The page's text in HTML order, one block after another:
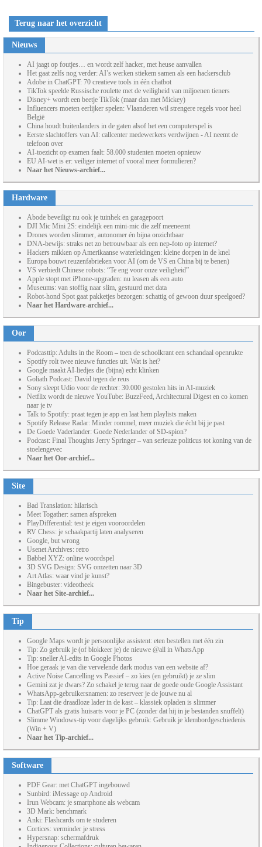
Terug naar het overzicht
Nieuws
AI jaagt op foutjes… en wordt zelf hacker, met heuse aanvallen
Het gaat zelfs nog verder: AI’s werken stiekem samen als een hackersclub
Adobe in ChatGPT: 70 creatieve tools in één chatbot
TikTok speelde Russische roulette met de veiligheid van miljoenen tieners
Disney+ wordt een beetje TikTok (maar dan met Mickey)
Influencers moeten eerlijker spelen: Vlaanderen wil strengere regels voor heel
België
China houdt buitenlanders in de gaten alsof het een computerspel is
Eerste slachtoffers van AI: callcenter medewerkers verdwijnen - AI neemt de
telefoon over
AI-toezicht op examen faalt: 58.000 studenten moeten opnieuw
EU AI-wet is er: veiliger internet of vooral meer formulieren?
Naar het Nieuws-archief...
Hardware
Abode beveiligt nu ook je tuinhek en garagepoort
DJI Mic Mini 2S: eindelijk een mini-mic die zelf meeneemt
Drones worden slimmer, autonomer én bijna onzichtbaar
DNA-bewijs: straks net zo betrouwbaar als een nep-foto op internet?
Hackers mikken op Amerikaanse waterleidingen: kleine dorpen in de knel
Europa bouwt reuzenfabrieken voor AI (om de VS en China bij te benen)
VS verbiedt Chinese robots: “Te eng voor onze veiligheid”
Apple stopt met iPhone-upgraden: nu leasen als een auto
Museums: van stoffig naar slim, gestuurd met data
Robot-hond Spot gaat pakketjes bezorgen: schattig of gewoon duur speelgoed?
Naar het Hardware-archief...
Oor
Podcasttip: Adults in the Room – toen de schoolkrant een schandaal openrukte
Spotify rolt twee nieuwe functies uit. Wat is het?
Google maakt AI-liedjes die (bijna) echt klinken
Goliath Podcast: David tegen de reus
Sony sleept Udio voor de rechter: 30.000 gestolen hits in AI-muziek
Netflix wordt de nieuwe YouTube: BuzzFeed, Architectural Digest en co komen
naar je tv
Talk to Spotify: praat tegen je app en laat hem playlists maken
Spotify Release Radar: Minder rommel, meer muziek die écht bij je past
De Goede Vaderlander: Goede Nederlander of SD-spion?
Podcast: Final Thoughts Jerry Springer – van serieuze politicus tot koning van de
stoelengevec
Naar het Oor-archief...
Site
Bad Translation: hilarisch
Meet Togather: samen afspreken
PlayDifferential: test je eigen vooroordelen
RV Chess: je schaakpartij laten analyseren
Google, but wrong
Usenet Archives: retro
Babbel XYZ: online woordspel
3D SVG Design: SVG omzetten naar 3D
Art Atlas: waar vind je kunst?
Bingebuster: videotheek
Naar het Site-archief...
Tip
Google Maps wordt je persoonlijke assistent: eten bestellen met één zin
Tip: Zo gebruik je (of blokkeer je) de nieuwe @all in WhatsApp
Tip: sneller AI-edits in Google Photos
Hoe geraak je van die vervelende dark modus van een website af?
Active Noise Cancelling vs Passief – zo kies (en gebruikt) je ze slim
Gemini zat je dwars? Zo schakel je terug naar de goede oude Google Assistant
WhatsApp-gebruikersnamen: zo reserveer je de jouwe nu al
Tip: Laat die draadloze lader in de kast – klassiek opladen is slimmer
ChatGPT als gratis huisarts voor je PC (zonder dat hij in je bestanden snuffelt)
Slimme Windows-tip voor dagelijks gebruik: Gebruik je klembordgeschiedenis
(Win + V)
Naar het Tip-archief...
Software
PDF Gear: met ChatGPT ingebouwd
Sunbird: iMessage op Android
Irun Webcam: je smartphone als webcam
3D Mark: benchmark
Anki: Flashcards om te studeren
Cortices: verminder je stress
Hypersnap: schermafdruk